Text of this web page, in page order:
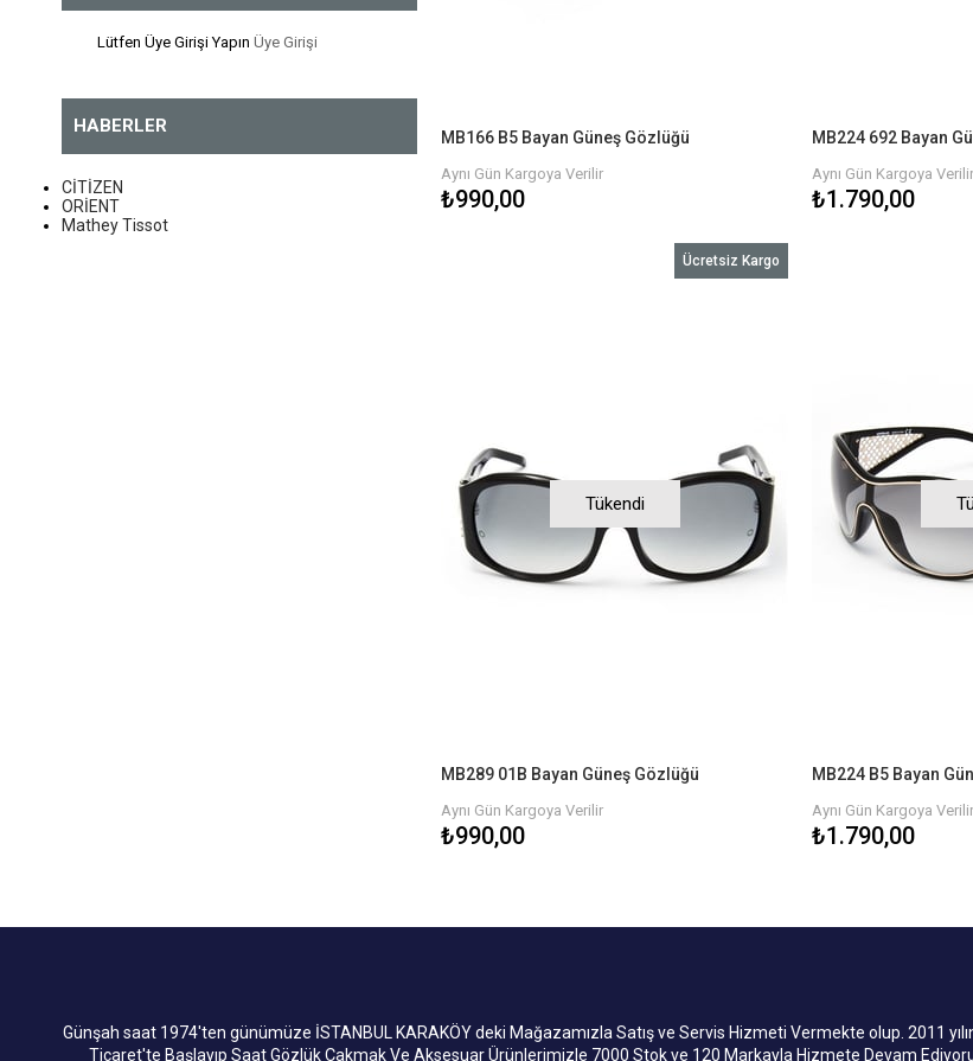
Cerruti 1881
Club Beymen
Dkny
Polaroid
Roberto Cavalli
Lütfen Üye Girişi Yapın Üye Girişi
HABERLER
CİTİZEN
ORİENT
Mathey Tissot
MB166 B5 Bayan Güneş Gözlüğü
Aynı Gün Kargoya Verilir
₺990,00
MB224 692 Bayan
Aynı Gün Kargoya Verilir
₺1.790,00
Tükendi
MB289 01B Bayan Güneş Gözlüğü
Aynı Gün Kargoya Verilir
₺990,00
Ücretsiz Kargo
MB224 B5 Bayan
Aynı Gün Kargoya Verilir
₺1.790,00
Günşah saat 1974'ten günümüze İSTANBUL KARAKÖY deki Mağazamızla Satış ve Servis Hizmeti Vermekte olup. 2011
Ticaret'te Başlayıp Saat Gözlük Çakmak Ve Aksesuar Ürünlerimizle 7000 Stok ve 120 Markayla Hizmete Devam